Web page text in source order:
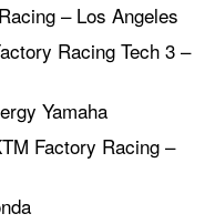
– Los Angeles
Racing Tech 3 –
Yamaha
Factory Racing –